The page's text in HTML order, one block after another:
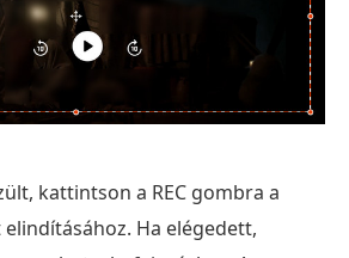
kattintson a REC gombra a
Ha elégedett,